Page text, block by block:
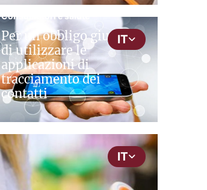
IT
Consumatori e salute
Per un obbligo giuridico
di utilizzare le
applicazioni di
tracciamento dei
contatti
IT